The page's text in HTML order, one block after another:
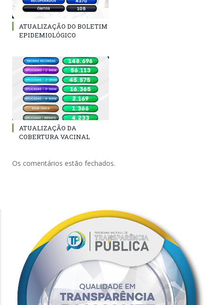
ATUALIZAÇÃO DO BOLETIM
EPIDEMIOLÓGICO
ATUALIZAÇÃO DA
COBERTURA VACINAL
Os comentários estão fechados.